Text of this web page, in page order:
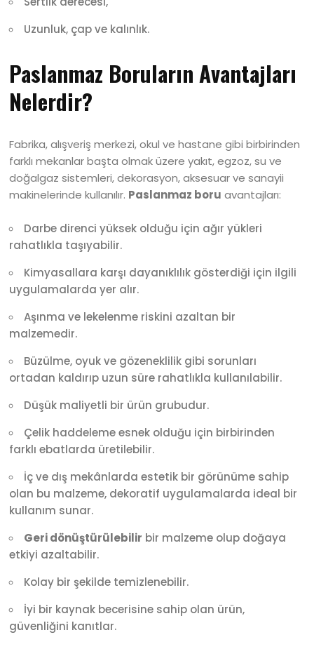
Uzunluk, çap ve kalınlık.
Paslanmaz Boruların Avantajları
Nelerdir?
Fabrika, alışveriş merkezi, okul ve hastane gibi birbirinden
farklı mekanlar başta olmak üzere yakıt, egzoz, su ve
doğalgaz sistemleri, dekorasyon, aksesuar ve sanayii
makinelerinde kullanılır. Paslanmaz boru avantajları:
Darbe direnci yüksek olduğu için ağır yükleri
rahatlıkla taşıyabilir.
Kimyasallara karşı dayanıklılık gösterdiği için ilgili
uygulamalarda yer alır.
Aşınma ve lekelenme riskini azaltan bir
malzemedir.
Büzülme, oyuk ve gözeneklilik gibi sorunları
ortadan kaldırıp uzun süre rahatlıkla kullanılabilir.
Düşük maliyetli bir ürün grubudur.
Çelik haddeleme esnek olduğu için birbirinden
farklı ebatlarda üretilebilir.
İç ve dış mekânlarda estetik bir görünüme sahip
olan bu malzeme, dekoratif uygulamalarda ideal bir
kullanım sunar.
Geri dönüştürülebilir bir malzeme olup doğaya
etkiyi azaltabilir.
Kolay bir şekilde temizlenebilir.
İyi bir kaynak becerisine sahip olan ürün,
güvenliğini kanıtlar.